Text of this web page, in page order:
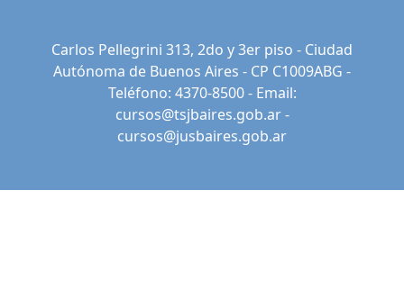
Carlos Pellegrini 313, 2do y 3er piso - Ciudad
Autónoma de Buenos Aires - CP C1009ABG -
Teléfono: 4370-8500 - Email:
cursos@tsjbaires.gob.ar-
cursos@jusbaires.gob.ar